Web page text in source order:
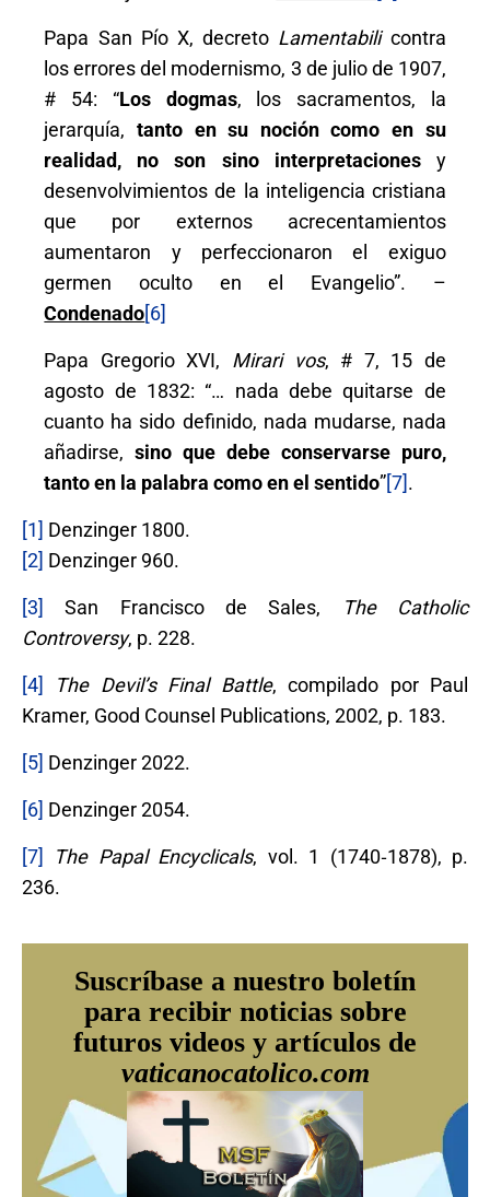
Papa San Pío X, decreto Lamentabilicontra
los errores del modernismo, 3 de julio de 1907,
# 54: “Los dogmas, los sacramentos, la
jerarquía, tanto en su noción como en su
realidad, no son sino interpretacionesy
desenvolvimientos de la inteligencia cristiana
que por externos acrecentamientos
aumentaron y perfeccionaron el exiguo
germen oculto en el Evangelio”. –
Condenado[6]
Papa Gregorio XVI, Mirari vos, # 7, 15 de
agosto de 1832: “… nada debe quitarse de
cuanto ha sido definido, nada mudarse, nada
añadirse,sino que debe conservarse puro,
tanto en la palabra como en el sentido”[7].
[1] Denzinger 1800.
[2] Denzinger 960.
[3] San Francisco de Sales,
The Catholic
Controversy, p. 228.
[4] The Devil’s Final Battle, compilado por Paul
Kramer, Good Counsel Publications, 2002, p. 183.
[5] Denzinger 2022.
[6] Denzinger 2054.
[7] The Papal Encyclicals, vol. 1 (1740‐1878), p.
236.
Suscríbase a nuestro boletín
para recibir noticias sobre
futuros videos y artículos de
vaticanocatolico.com